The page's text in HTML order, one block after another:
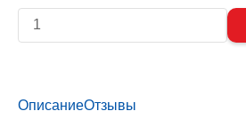
ОписаниеОтзывы